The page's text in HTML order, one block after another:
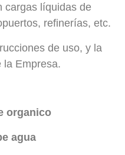
cargas líquidas de
refinerías, etc.
de uso, y la
la Empresa.
organico
agua